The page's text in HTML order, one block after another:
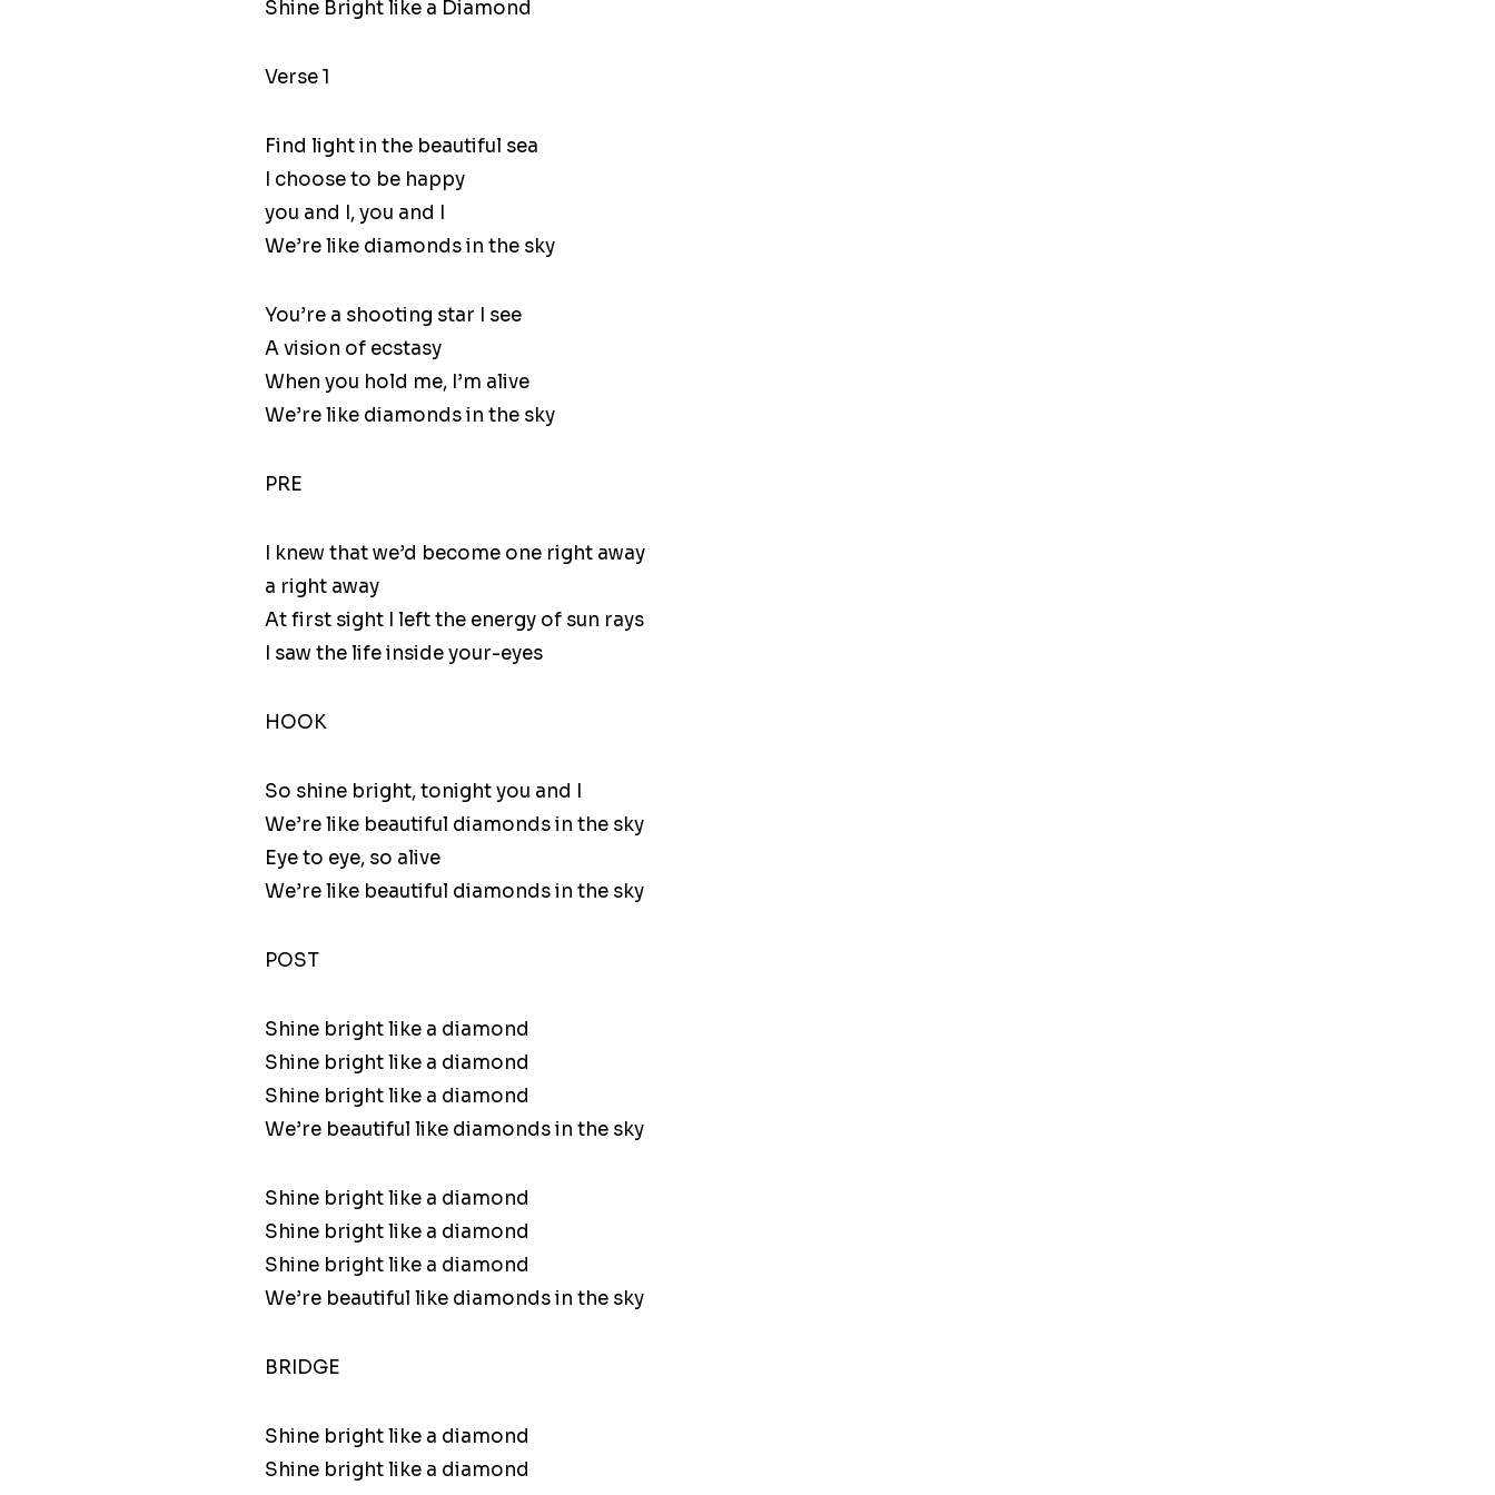
Shine Bright like a Diamond
Verse 1
Find light in the beautiful sea
I choose to be happy
you and I, you and I
We’re like diamonds in the sky
You’re a shooting star I see
A vision of ecstasy
When you hold me, I’m alive
We’re like diamonds in the sky
PRE
I knew that we’d become one right away
a right away
At first sight I left the energy of sun rays
I saw the life inside your-eyes
HOOK
So shine bright, tonight you and I
We’re like beautiful diamonds in the sky
Eye to eye, so alive
We’re like beautiful diamonds in the sky
POST
Shine bright like a diamond
Shine bright like a diamond
Shine bright like a diamond
We’re beautiful like diamonds in the sky
Shine bright like a diamond
Shine bright like a diamond
Shine bright like a diamond
We’re beautiful like diamonds in the sky
BRIDGE
Shine bright like a diamond
Shine bright like a diamond